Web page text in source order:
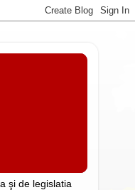
şi de legislatia